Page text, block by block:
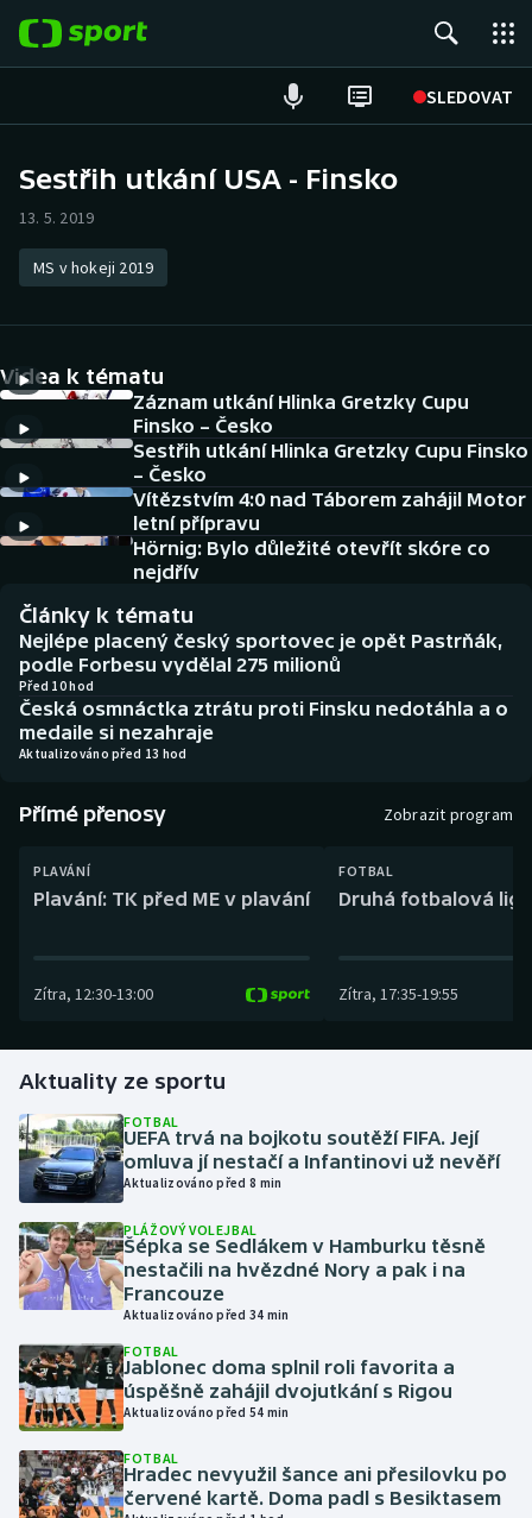
SLEDOVAT
Hokej
Tenis
Atletika
Cyklistika
DALŠÍ SPORTY
Americký fotbal
Baseball a softbal
Basketbal
Biatlon
Boby a skeleton
Dostihy
Futsal
Gymnastika
Házená
Jezdectví
Judo
Krasobruslení
Lezení
Lyže a snowboard
NEPŘEHLÉDNĚTE
Soutěže
Historické návraty
Aplikace ČT sport
AZ kvíz
Sestřih utkání USA - Finsko
13. 5. 2019
MS v hokeji 2019
Videa k tématu
Záznam utkání Hlinka Gretzky Cupu
Finsko – Česko
Sestřih utkání Hlinka Gretzky Cupu Finsko
– Česko
Vítězstvím 4:0 nad Táborem zahájil Motor
letní přípravu
Hörnig: Bylo důležité otevřít skóre co
nejdřív
Články k tématu
Nejlépe placený český sportovec je opět Pastrňák,
podle Forbesu vydělal 275 milionů
Před 10 hod
Česká osmnáctka ztrátu proti Finsku nedotáhla a o
medaile si nezahraje
Aktualizováno před 13 hod
Přímé přenosy Zobrazit program
PLAVÁNÍ
Plavání: TK před ME v plavání
Zítra, 12:30-13:00
FOTBAL
Druhá fotbalová
Zítra, 17:35-19:55
Aktuality ze sportu
FOTBAL
UEFA trvá na bojkotu soutěží FIFA. Její
omluva jí nestačí a Infantinovi už nevěří
Aktualizováno před 8 min
PLÁŽOVÝ VOLEJBAL
Šépka se Sedlákem v Hamburku těsně
nestačili na hvězdné Nory a pak i na
Francouze
Aktualizováno před 34 min
FOTBAL
Jablonec doma splnil roli favorita a
úspěšně zahájil dvojutkání s Rigou
Aktualizováno před 54 min
FOTBAL
Hradec nevyužil šance ani přesilovku po
červené kartě. Doma padl s Besiktasem